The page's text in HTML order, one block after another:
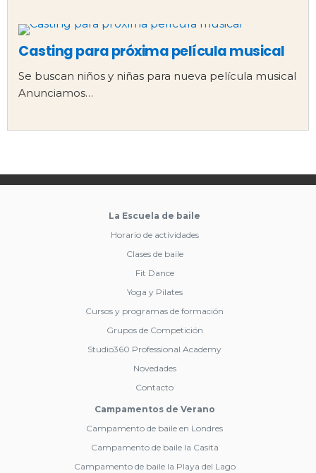
Casting para próxima película musical
Se buscan niños y niñas para nueva película musical
Anunciamos…
La Escuela de baile
Horario de actividades
Clases de baile
Fit Dance
Yoga y Pilates
Cursos y programas de formación
Grupos de Competición
Studio360 Professional Academy
Novedades
Contacto
Campamentos de Verano
Campamento de baile en Londres
Campamento de baile la Casita
Campamento de baile la Playa del Lago